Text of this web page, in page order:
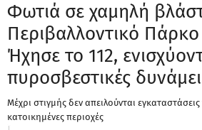
Φωτιά σε χαμηλή
Περιβαλλοντικό
Ήχησε το 112,
πυροσβεστικές
Μέχρι στιγμής δεν απειλούνται
κατοικημένες περιοχές